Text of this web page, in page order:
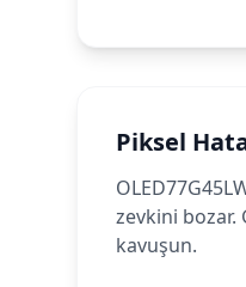
Piksel
zevkini
kavuşun.